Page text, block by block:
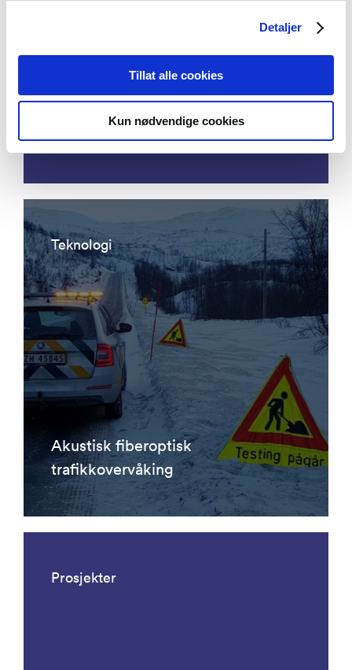
Detaljer
Tillat alle cookies
Kun nødvendige cookies
instrumentation for permanent
condition monitoring of pipeline
Teknologi
Akustisk fiberoptisk
trafikkovervåking
Prosjekter